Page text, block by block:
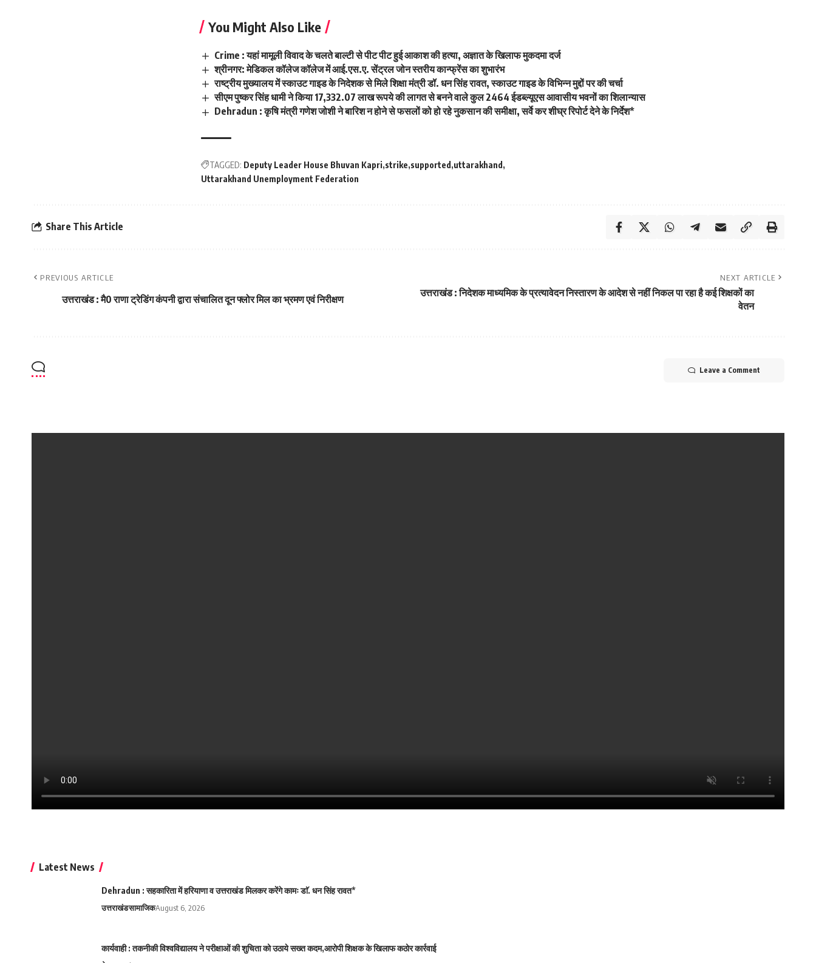
You Might Also Like
Crime : यहां मामूली विवाद के चलते बाल्टी से पीट पीट हुई आकाश की हत्या, अज्ञात के खिलाफ मुकदमा दर्ज
श्रीनगर: मेडिकल कॉलेज कॉलेज में आई.एस.ए. सेंट्रल जोन स्तरीय कान्फ्रेंस का शुभारंभ
राष्ट्रीय मुख्यालय में स्काउट गाइड के निदेशक से मिले शिक्षा मंत्री डॉ. धन सिंह रावत, स्काउट गाइड के विभिन्न मुद्दों पर की चर्चा
सीएम पुष्कर सिंह धामी ने किया 17,332.07 लाख रूपये की लागत से बनने वाले कुल 2464 ईडब्ल्यूएस आवासीय भवनों का शिलान्यास
Dehradun : कृषि मंत्री गणेश जोशी ने बारिश न होने से फसलों को हो रहे नुकसान की समीक्षा, सर्वे कर शीघ्र रिपोर्ट देने के निर्देश*
TAGGED: Deputy Leader House Bhuvan Kapri strike supported uttarakhand
Uttarakhand Unemployment Federation
Share This Article
PREVIOUS ARTICLE
उत्तराखंड : मै0 राणा ट्रेडिंग कंपनी द्वारा संचालित दून फ्लोर मिल का भ्रमण एवं निरीक्षण
NEXT ARTICLE
उत्तराखंड : निदेशक माध्यमिक के प्रत्यावेदन निस्तारण के आदेश से नहीं निकल पा रहा है कई शिक्षकों का
वेतन
Leave a Comment
Latest News
Dehradun : सहकारिता में हरियाणा व उत्तराखंड मिलकर करेंगे कामः डाॅ. धन सिंह रावत*
उत्तराखंडसामाजिकAugust 6, 2026
कार्यवाही : तकनीकी विश्वविद्यालय ने परीक्षाओं की शुचिता को उठाये सख्त कदम,आरोपी शिक्षक के खिलाफ कठोर कार्रवाई